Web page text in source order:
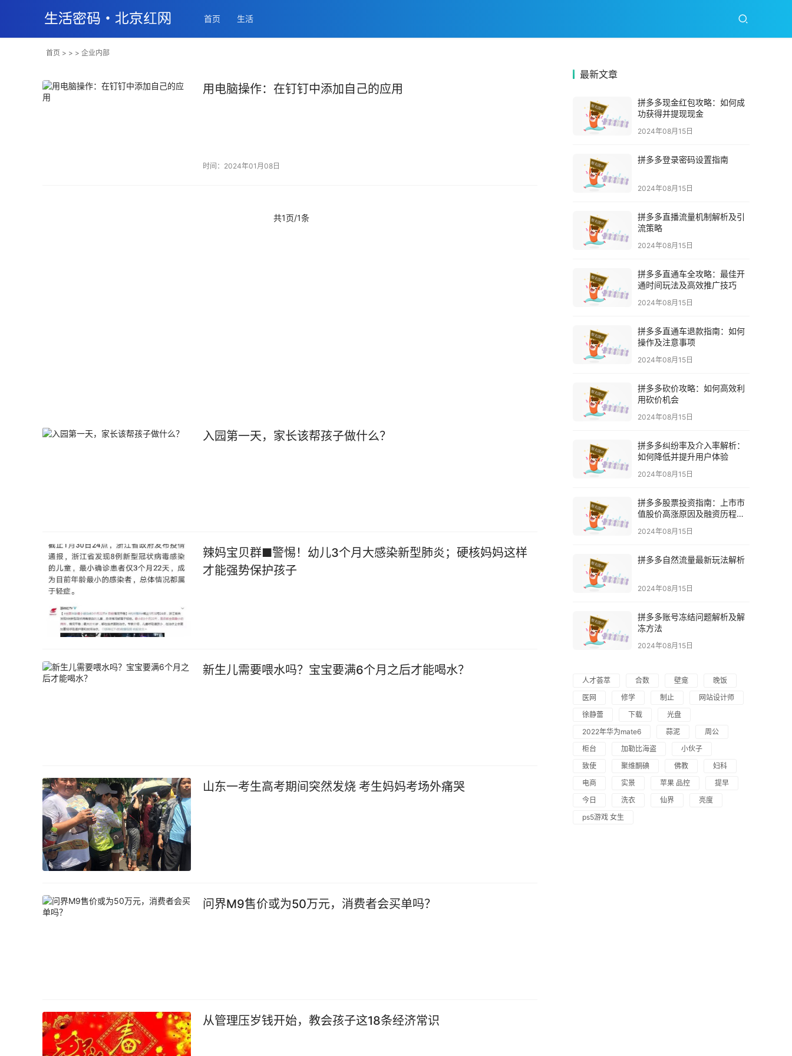
首页 生活
首页 > > > 企业内部
用电脑操作：在钉钉中添加自己的应用
时间：2024年01月08日
共1页/1条
入园第一天，家长该帮孩子做什么？
辣妈宝贝群■警惕！幼儿3个月大感染新型肺炎；硬核妈妈这样
才能强势保护孩子
新生儿需要喂水吗？宝宝要满6个月之后才能喝水？
山东一考生高考期间突然发烧 考生妈妈考场外痛哭
问界M9售价或为50万元，消费者会买单吗？
从管理压岁钱开始，教会孩子这18条经济常识
最新文章
拼多多现金红包攻略：如何成
功获得并提现现金
2024年08月15日
拼多多登录密码设置指南
2024年08月15日
拼多多直播流量机制解析及引
流策略
2024年08月15日
拼多多直通车全攻略：最佳开
通时间玩法及高效推广技巧
2024年08月15日
拼多多直通车退款指南：如何
操作及注意事项
2024年08月15日
拼多多砍价攻略：如何高效利
用砍价机会
2024年08月15日
拼多多纠纷率及介入率解析：
如何降低并提升用户体验
2024年08月15日
拼多多股票投资指南：上市市
值股价高涨原因及融资历程解
2024年08月15日
拼多多自然流量最新玩法解析
2024年08月15日
拼多多账号冻结问题解析及解
冻方法
2024年08月15日
人才荟萃 合数 壁龛
晚饭
医网
修学 制止
网站设计师
徐静蕾
下载
光盘
2022年华为mate6
蒜泥
周公
柜台
加勒比海盗
小伙子
致使
聚维酮碘 佛教
妇科
电商
实景 苹果 品控
提早
今日
洗衣 仙界
亮度
ps5游戏 女生